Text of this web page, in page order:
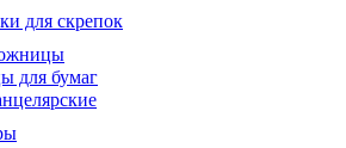
для скрепок
для бумаг